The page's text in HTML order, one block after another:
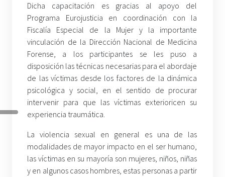
Dicha capacitación es gracias al apoyo del
Programa Eurojusticia en coordinación con la
Fiscalía Especial de la Mujer y la importante
vinculación de la Dirección Nacional de Medicina
Forense, a los participantes se les puso a
disposición las técnicas necesarias para el abordaje
de las víctimas desde los factores de la dinámica
psicológica y social, en el sentido de procurar
intervenir para que las víctimas exterioricen su
experiencia traumática.
La violencia sexual en general es una de las
modalidades de mayor impacto en el ser humano,
las víctimas en su mayoría son mujeres, niños, niñas
y en algunos casos hombres, estas personas a partir